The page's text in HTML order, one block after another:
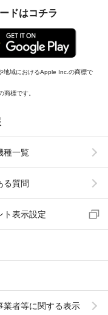
ドはコチラ
地域におけるApple Inc.の商標で
標です。
種一覧
る質問
ト表示設定
業者等に関する表示